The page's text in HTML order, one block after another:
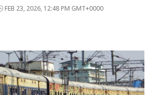
FEB 23, 2026, 12:48 PM GMT+0000